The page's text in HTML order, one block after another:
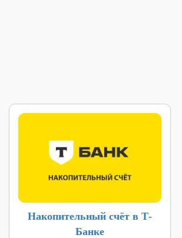
Накопительный счёт в Т-
Банке